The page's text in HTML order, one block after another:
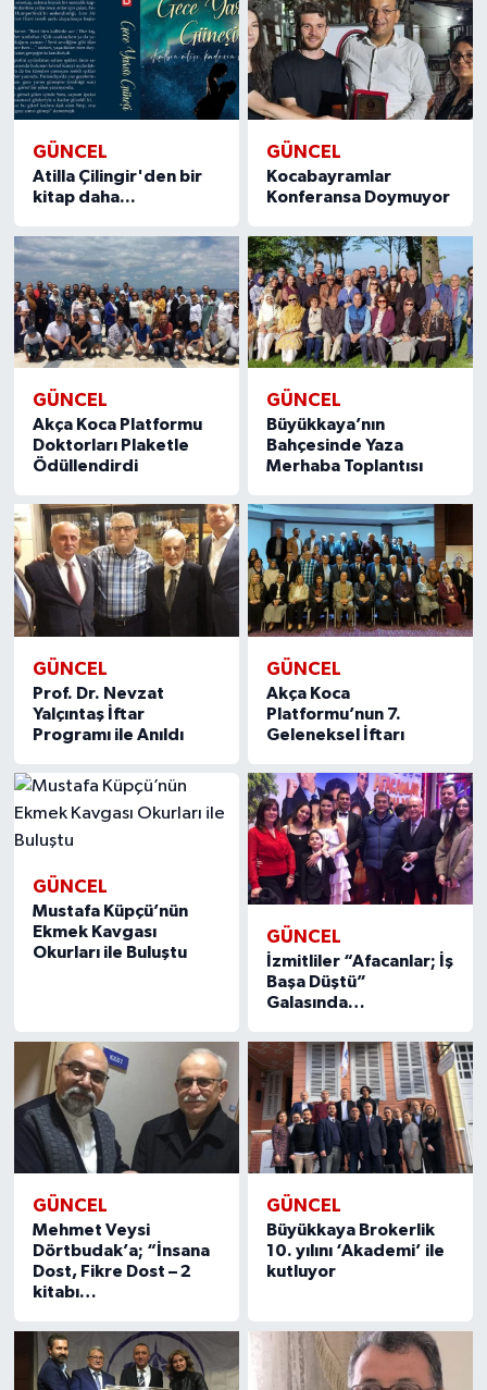
GÜNCEL
Atilla Çilingir'den bir
kitap daha...
GÜNCEL
Kocabayramlar
Konferansa Doymuyor
GÜNCEL
Akça Koca Platformu
Doktorları Plaketle
Ödüllendirdi
GÜNCEL
Büyükkaya’nın
Bahçesinde Yaza
Merhaba Toplantısı
GÜNCEL
Prof. Dr. Nevzat
Yalçıntaş İftar
Programı ile Anıldı
GÜNCEL
Akça Koca
Platformu’nun 7.
Geleneksel İftarı
GÜNCEL
Mustafa Küpçü’nün
Ekmek Kavgası
Okurları ile Buluştu
GÜNCEL
İzmitliler “Afacanlar; İş
Başa Düştü”
Galasında…
GÜNCEL
Mehmet Veysi
Dörtbudak’a; “İnsana
Dost, Fikre Dost – 2
kitabı…
GÜNCEL
Büyükkaya Brokerlik
10. yılını ‘Akademi’ ile
kutluyor